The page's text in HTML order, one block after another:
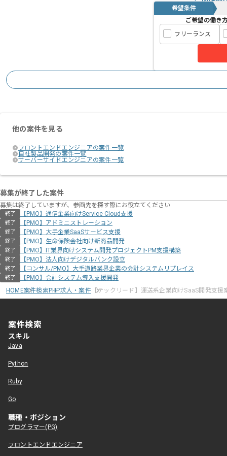
希望条件
ご希望の働き
フリーランス
他の案件を見る
フロントエンドエンジニアの案件一覧
自社製品開発の案件一覧
サーバーサイドエンジニアの案件一覧
募集が終了した案件
募集は終了していますが、参画先を探す際にお役立てください
終了 【PMO】通信企業向けService Cloud支援
終了 【PMO】アドミニストレーション
終了 【PMO】大手企業SaaSサービス支援
終了 【PMO】生命保険会社向け新商品開発
終了 【PMO】IT業界向けシステム開発プロジェクトPM支援構築
終了 【PMO】法人向けデジタルバンク設立
終了 【コンサル/PMO】大手道路業界企業の会計システムリプレイス
終了
【PMO】会計システム導入支援開発
HOME案件検索PHP求人・案件【テックリード】運送系企業向けSaaS開発支援
案件検索
スキル
Java
Python
Ruby
Go
職種・ポジション
プログラマー(PG)
フロントエンドエンジニア